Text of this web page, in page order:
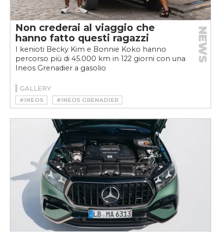
Non crederai al viaggio che
hanno fatto questi ragazzi
I kenioti Becky Kim e Bonnie Koko hanno
percorso più di 45.000 km in 122 giorni con una
Ineos Grenadier a gasolio
NEWS
GALLERY
#INEOS #INEOS GRENADIER